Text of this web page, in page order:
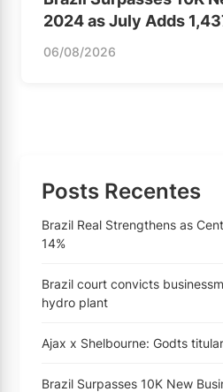
2024 as July Adds
06/08/2026
Posts Recentes
Brazil Real Strengthens as
14%
Brazil court convicts
hydro plant
Ajax x Shelbourne: Godts
Brazil Surpasses 10K New